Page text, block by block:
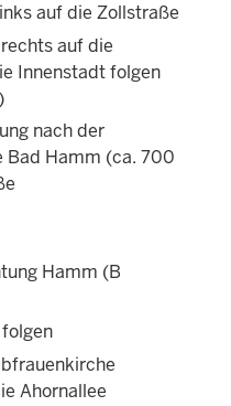
auf die Zollstraße
auf die
Innenstadt folgen
nach der
Bad Hamm (ca. 700
Hamm (B
Ahornallee